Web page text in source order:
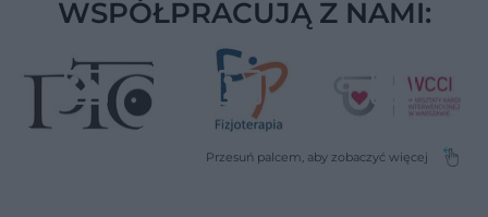
WSPÓŁPRACUJĄ Z NAMI: